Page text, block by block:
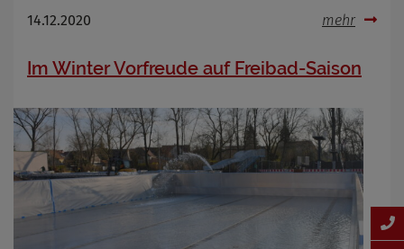
14.12.2020 mehr
Im Winter Vorfreude auf Freibad-Saison